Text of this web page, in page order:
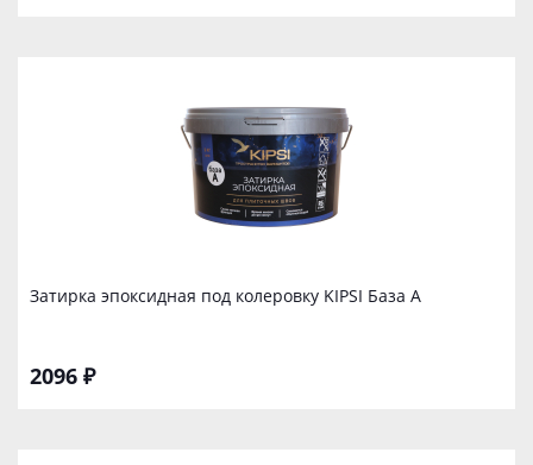
Затирка эпоксидная под колеровку KIPSI База А
2096 ₽